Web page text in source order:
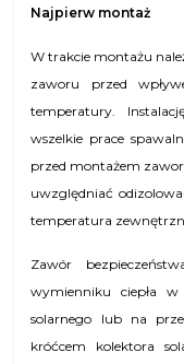
Najpierw montaż
W trakcie montażu
zaworu przed
temperatury.
wszelkie prace
przed montażem
uwzględniać
temperatura
Zawór
wymienniku ciepła
solarnego lub na
króćcem kolektora